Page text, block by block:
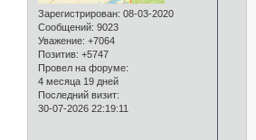
Зарегистрирован: 08-03-2020
Сообщений: 9023
Уважение: +7064
Позитив: +5747
Провел на форуме:
4 месяца 19 дней
Последний визит:
30-07-2026 22:19:11